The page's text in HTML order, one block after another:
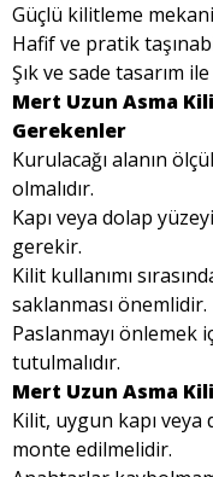
Güçlü kilitleme
Hafif ve pratik
Şık ve sade tasarım
Mert Uzun Asma
Gerekenler
Kurulacağı alanın
olmalıdır.
Kapı veya dolap
gerekir.
Kilit kullanımı
saklanması önemlidir.
Paslanmayı önlemek
tutulmalıdır.
Mert Uzun Asma
Kilit, uygun kapı
monte edilmelidir.